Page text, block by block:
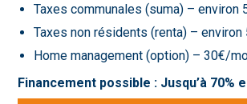
Taxes communales (suma) – environ
Taxes non résidents (renta) – environ
Home management (option) – 30€/
Financement possible : Jusqu’à 70%